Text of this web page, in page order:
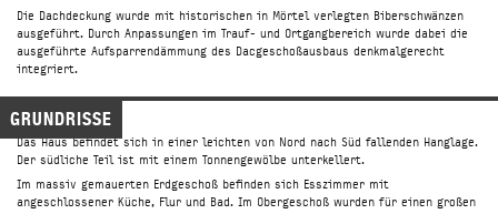
© 2016 midas Architektur /
Die Dachdeckung wurde mit historischen in Mörtel verlegten Biberschwänzen
ausgeführt. Durch Anpassungen im Trauf- und Ortgangbereich wurde dabei die
ausgeführte Aufsparrendämmung des Dacgeschoßausbaus denkmalgerecht
integriert.
GRUNDRISSE
Das Haus befindet sich in einer leichten von Nord nach Süd fallenden Hanglage.
Der südliche Teil ist mit einem Tonnengewölbe unterkellert.
Im massiv gemauerten Erdgeschoß befinden sich Esszimmer mit
angeschlossener Küche, Flur und Bad. Im Obergeschoß wurden für einen großen